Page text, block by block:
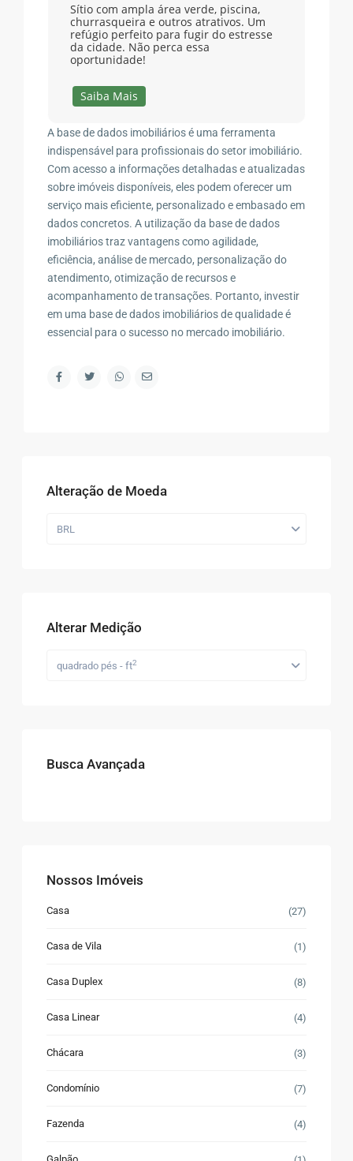
Sítio com ampla área verde, piscina,
churrasqueira e outros atrativos. Um
refúgio perfeito para fugir do estresse
da cidade. Não perca essa
oportunidade!
Saiba Mais
A base de dados imobiliários é uma ferramenta
indispensável para profissionais do setor imobiliário.
Com acesso a informações detalhadas e atualizadas
sobre imóveis disponíveis, eles podem oferecer um
serviço mais eficiente, personalizado e embasado em
dados concretos. A utilização da base de dados
imobiliários traz vantagens como agilidade,
eficiência, análise de mercado, personalização do
atendimento, otimização de recursos e
acompanhamento de transações. Portanto, investir
em uma base de dados imobiliários de qualidade é
essencial para o sucesso no mercado imobiliário.
Alteração de Moeda
BRL
Alterar Medição
quadrado pés - ft2
Busca Avançada
Nossos Imóveis
Casa (27)
Casa de Vila (1)
Casa Duplex (8)
Casa Linear (4)
Chácara (3)
Condomínio (7)
Fazenda (4)